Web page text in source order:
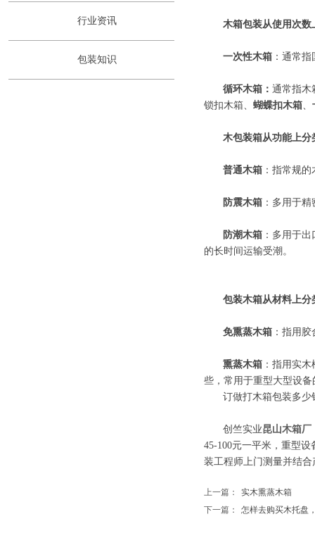
木箱包装从使用次数
一次性木箱：通常指
循环木箱： 通常指木
锁扣木箱、 蝴蝶扣木箱、
木包装箱从功能上分
普通木箱：指常规的
防震木箱：多用于精
防潮木箱：多用于出
的长时间运输受潮。
包装木箱从材料上分
免熏蒸木箱：指用胶
熏蒸木箱：指用实木
些，常用于重型大型设
订做打木箱包装多少
创竺实业昆山木箱厂
45-100元一平米，重型
装工程师上门测量并结
上一篇：
实木熏蒸木箱
下一篇：
怎样去购买木托盘
行业资讯
包装知识